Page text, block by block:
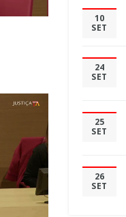
10
SET
24
SET
25
SET
26
SET